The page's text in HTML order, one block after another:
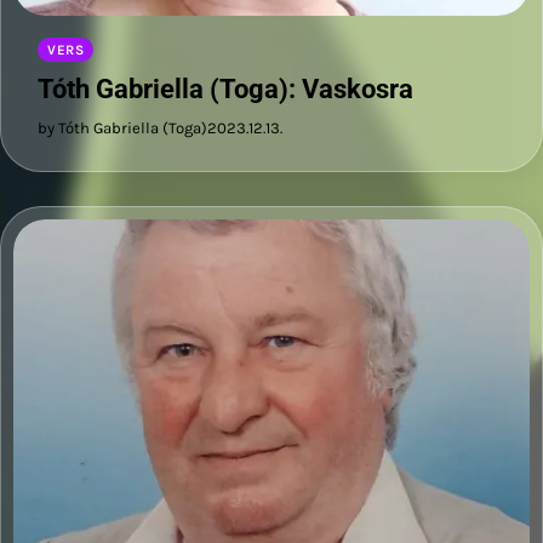
VERS
Tóth Gabriella (Toga): Vaskosra
by Tóth Gabriella (Toga)2023.12.13.